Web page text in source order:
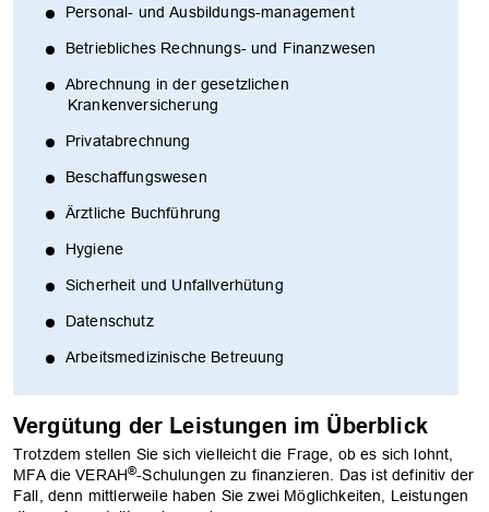
Personal- und Ausbildungs-management
Betriebliches Rechnungs- und Finanzwesen
Abrechnung in der gesetzlichen
Krankenversicherung
Privatabrechnung
Beschaffungswesen
Ärztliche Buchführung
Hygiene
Sicherheit und Unfallverhütung
Datenschutz
Arbeitsmedizinische Betreuung
Vergütung der Leistungen im Überblick
Trotzdem stellen Sie sich vielleicht die Frage, ob es sich lohnt,
MFA die VERAH®-Schulungen zu finanzieren. Das ist definitiv der
Fall, denn mittlerweile haben Sie zwei Möglichkeiten, Leistungen